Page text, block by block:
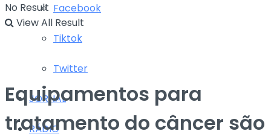
Facebook
Tiktok
Twitter
JORNAL
RÁDIO
No Result
View All Result
Equipamentos para
tratamento do câncer são